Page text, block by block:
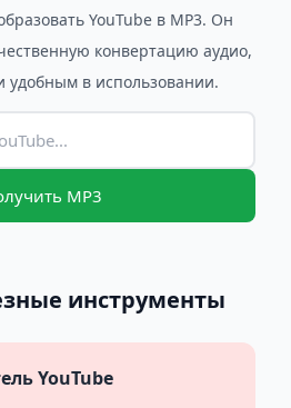
YouTube в MP3. Он
конвертацию аудио,
удобным в использовании.
MP3
инструменты
YouTube